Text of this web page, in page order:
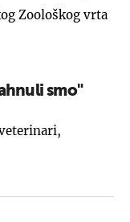
Zoološkog vrta
smo"